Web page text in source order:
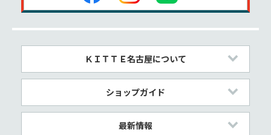
ＫＩＴＴＥ名古屋について
ショップガイド
最新情報